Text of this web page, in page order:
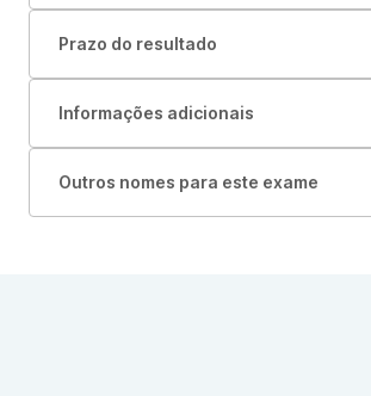
Prazo do resultado
Informações adicionais
Outros nomes para este exame